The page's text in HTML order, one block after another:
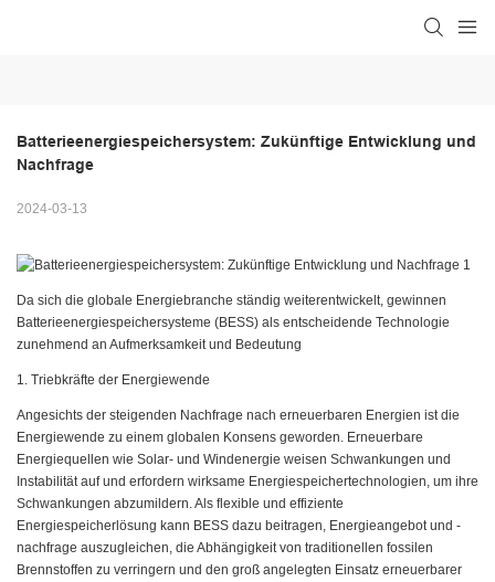
Batterieenergiespeichersystem: Zukünftige Entwicklung und
Nachfrage
2024-03-13
Da sich die globale Energiebranche ständig weiterentwickelt, gewinnen
Batterieenergiespeichersysteme (BESS) als entscheidende Technologie
zunehmend an Aufmerksamkeit und Bedeutung
1. Triebkräfte der Energiewende
Angesichts der steigenden Nachfrage nach erneuerbaren Energien ist die
Energiewende zu einem globalen Konsens geworden. Erneuerbare
Energiequellen wie Solar- und Windenergie weisen Schwankungen und
Instabilität auf und erfordern wirksame Energiespeichertechnologien, um ihre
Schwankungen abzumildern. Als flexible und effiziente
Energiespeicherlösung kann BESS dazu beitragen, Energieangebot und -
nachfrage auszugleichen, die Abhängigkeit von traditionellen fossilen
Brennstoffen zu verringern und den groß angelegten Einsatz erneuerbarer